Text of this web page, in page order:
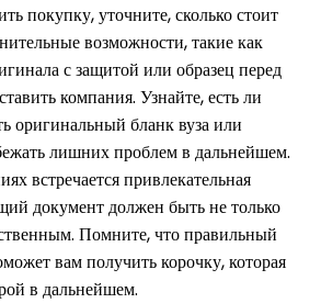
покупку, уточните, сколько стоит
возможности, такие как
с защитой или образец перед
компания. Узнайте, есть ли
оригинальный бланк вуза или
лишних проблем в дальнейшем.
встречается привлекательная
документ должен быть не только
Помните, что правильный
вам получить корочку, которая
в дальнейшем.